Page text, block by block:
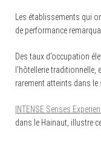
Les établissements qui
de performance
Des taux d’occupation
l’hôtellerie
rarement atteints dans le
INTENSE Senses
dans le Hainaut, illustre